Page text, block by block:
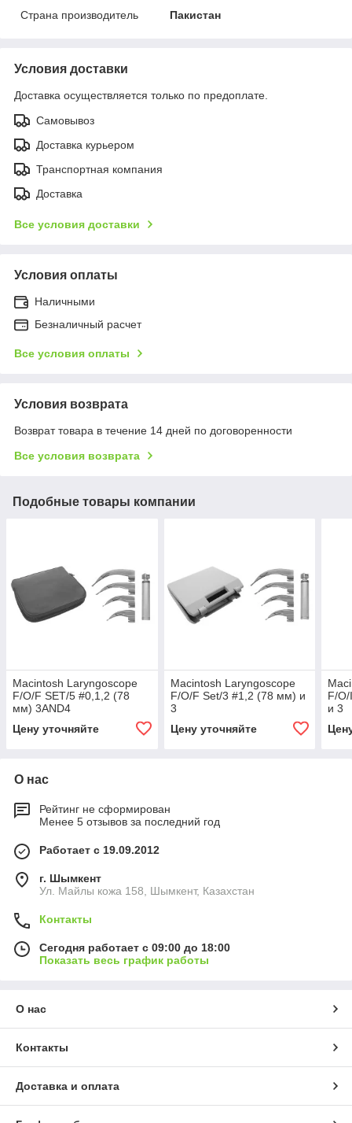
Страна производитель
Пакистан
Условия доставки
Доставка осуществляется только по предоплате.
Самовывоз
Доставка курьером
Транспортная компания
Доставка
Все условия доставки
Условия оплаты
Наличными
Безналичный расчет
Все условия оплаты
Условия возврата
Возврат товара в течение 14 дней по договоренности
Все условия возврата
Подобные товары компании
Macintosh Laryngoscope
F/O/F SET/5 #0,1,2 (78
мм) 3AND4
Цену уточняйте
Macintosh Laryngoscope
F/O/F Set/3 #1,2 (78 мм) и
3
Цену уточняйте
F/
и 3
О нас
Рейтинг не сформирован
Менее 5 отзывов за последний год
Работает с 19.09.2012
г. Шымкент
Ул. Майлы кожа 158, Шымкент, Казахстан
Контакты
Сегодня работает с 09:00 до 18:00
Показать весь график работы
О нас
Контакты
Доставка и оплата